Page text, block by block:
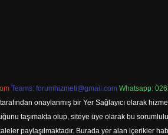
Teams: forumhizmeti@gmail.com Whatsapp:
onaylanmış bir Yer Sağlayıcı olarak
taşımakta olup, siteye üye olarak bu
paylaşılmaktadır. Burada yer alan içerikler